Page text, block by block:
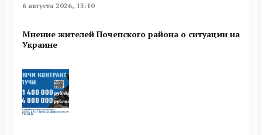
6 августа 2026, 13:10
Мнение жителей Почепского района о ситуации на
Украине